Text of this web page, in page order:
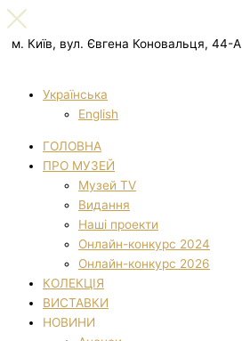
м. Київ, вул. Євгена Коновальця, 44-А
Українська
English
ГОЛОВНА
ПРО МУЗЕЙ
Музей TV
Видання
Наші проекти
Онлайн-конкурс 2024
Онлайн-конкурс 2026
КОЛЕКЦІЯ
ВИСТАВКИ
НОВИНИ